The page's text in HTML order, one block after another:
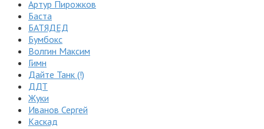
Артур Пирожков
Баста
БАТЯДЕД
Бумбокс
Волгин Максим
Гимн
Дайте Танк (!)
ДДТ
Жуки
Иванов Сергей
Каскад